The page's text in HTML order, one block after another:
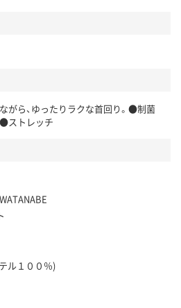
がら、ゆったりラクな首回り。●制菌
ストレッチ
ル１００％)